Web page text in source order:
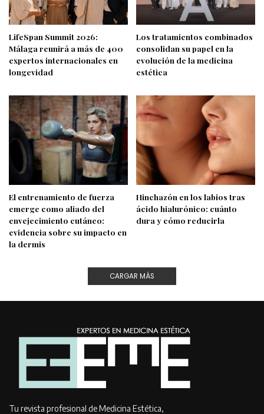
LifeSpan Summit 2026:
Málaga reunirá a más de 400
expertos internacionales en
longevidad
Los tratamientos combinados
consolidan su papel en la
evolución de la medicina
estética
El entrenamiento de fuerza
emerge como aliado del
envejecimiento cutáneo:
evidencia sobre su impacto en
la dermis
Hinchazón en los labios tras
ácido hialurónico: cuánto
dura y cómo reducirla
CARGAR MÁS
Tu revista profesional de Medicina Estética,